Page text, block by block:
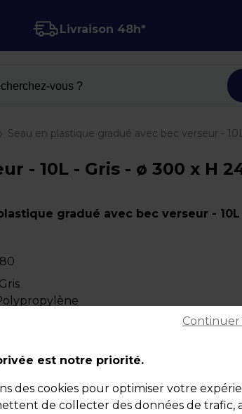
Livraison 48h*
vous ?
Seau en plastique gradué avec bec verseur -
- 10L - Gris - ø 300 x H
gradué avec bec verseur - 10L
: ø 300 x H 240 mm
kg
est notre priorité.
des cookies pour optimiser votre
de collecter des données de trafic,
Continuer